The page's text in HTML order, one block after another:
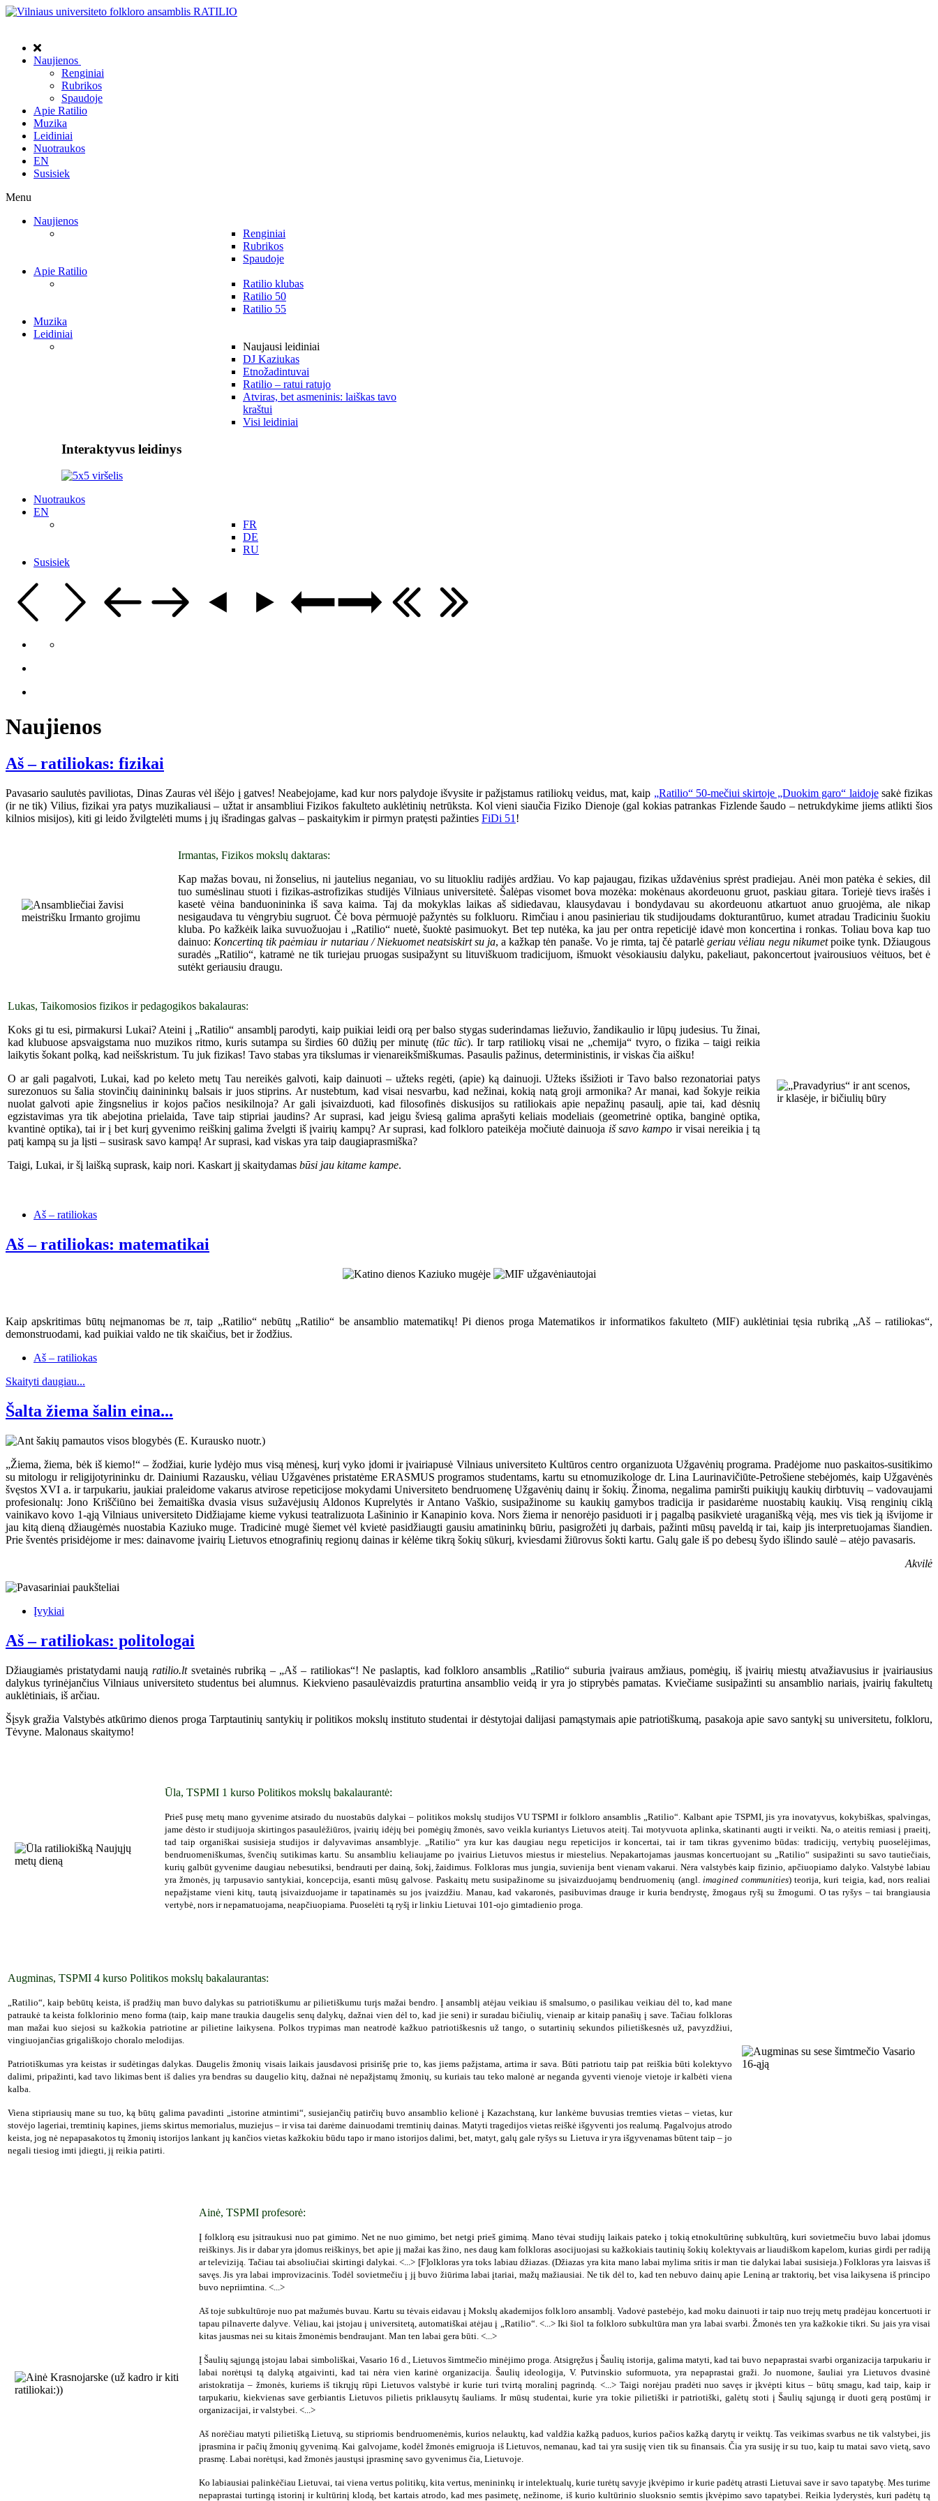
Naujienos
Renginiai
Rubrikos
Spaudoje
Apie Ratilio
Muzika
Leidiniai
Nuotraukos
EN
Susisiek
Menu
Naujienos
Renginiai
Rubrikos
Spaudoje
Apie Ratilio
Ratilio klubas
Ratilio 50
Ratilio 55
Muzika
Leidiniai
Naujausi leidiniai
DJ Kaziukas
Etnožadintuvai
Ratilio – ratui ratujo
Atviras, bet asmeninis: laiškas tavo
kraštui
Visi leidiniai
Interaktyvus leidinys
Nuotraukos
EN
FR
DE
RU
Susisiek
Naujienos
Aš – ratiliokas: fizikai
Pavasario saulutės paviliotas, Dinas Zauras vėl išėjo į gatves! Neabejojame, kad kur nors palydoje išvysite ir pažįstamus ratiliokų veidus, mat, kaip „Ratilio“ 50-mečiui skirtoje „Duokim garo“ laidojesakė fizikas
(ir ne tik) Vilius, fizikai yra patys muzikaliausi – užtat ir ansambliui Fizikos fakulteto auklėtinių netrūksta. Kol vieni siaučia Fiziko Dienoje (gal kokias patrankas Fizlende šaudo – netrukdykime jiems atlikti šios
kilnios misijos), kiti gi leido žvilgtelėti mums į jų išradingas galvas – paskaitykim ir pirmyn pratęsti pažinties FiDi 51 !
Irmantas, Fizikos mokslų daktaras:
Kap mažas bovau, ni žonselius, ni jautelius neganiau, vo su lituokliu radijės ardžiau. Vo kap pajaugau, fizikas uždavėnius sprėst pradiejau. Anėi mon patėka ė sekies, dil
tuo sumėslinau stuoti i fizikas-astrofizikas studijės Vilniaus universitetė. Šalėpas visomet bova mozėka: mokėnaus akordeuonu gruot, paskiau gitara. Toriejė tievs irašės i
kasetė vėina banduonininka iš sava kaima. Taj da mokyklas laikas aš sidiedavau, klausydavau i bondydavau su akordeuonu atkartuot anuo gruojėma, ale nikap
nesigaudava tu vėngrybiu sugruot. Čė bova pėrmuojė pažyntės su folkluoru. Rimčiau i anou pasinieriau tik studijoudams dokturantūruo, kumet atradau Tradiciniu šuokiu
kluba. Po kažkėik laika suvuožuojau i „Ratilio“ nuetė, šuoktė pasimuokyt. Bet tep nutėka, ka jau per ontra repeticijė idavė mon koncertina i ronkas. Toliau bova kap tuo
dainuo: Koncertiną tik paėmiau ir nutariau / Niekuomet neatsiskirt su ja,a kažkap tėn panaše. Vo je rimta, taj čė patarlėgeriau vėliau negu nikumetpoike tynk. Džiaugous
suradės „Ratilio“, katramė ne tik turiejau pruogas susipažynt su lituviškuomtradicijuom, išmuokt vėsokiausiu dalyku, pakeliaut, pakoncertout įvairousiuos vėituos, bet ė
sutėkt geriausiu draugu.
Lukas, Taikomosios fizikos ir pedagogikos bakalauras:
Koks gi tu esi, pirmakursi Lukai? Ateini į „Ratilio“ ansamblį parodyti, kaip puikiai leidi orą per balso stygas suderindamas liežuvio, žandikaulio ir lūpų judesius. Tu žinai,
kad klubuose apsvaigstama nuo muzikos ritmo, kuris sutampa su širdies 60 dūžių per minutę (tūc tūc). Ir tarp ratiliokų visai ne „chemija“ tvyro, o fizika – taigi reikia
laikytis šokant polką, kad neišskristum. Tu juk fizikas! Tavo stabas yra tikslumas ir vienareikšmiškumas. Pasaulis pažinus, deterministinis, ir viskas čia aišku!
O ar gali pagalvoti, Lukai, kad po keleto metų Tau nereikės galvoti, kaip dainuoti – užteks regėti, (apie) ką dainuoji. Užteks išsižioti ir Tavo balso rezonatoriai patys
surezonuos su šalia stovinčių dainininkų balsais ir juos stiprins. Ar nustebtum, kad visai nesvarbu, kad nežinai, kokią natą groji armonika? Ar manai, kad šokyje reikia
nuolat galvoti apie žingsnelius ir kojos pačios nesikilnoja? Ar gali įsivaizduoti, kad filosofinės diskusijos su ratiliokais apie nepažinų pasaulį, apie tai, kad dėsnių
egzistavimas yra tik abejotina prielaida, Tave taip stipriai jaudins? Ar suprasi, kad jeigu šviesą galima aprašyti keliais modeliais (geometrinė optika, banginė optika,
kvantinė optika), tai ir į bet kurį gyvenimo reiškinį galima žvelgti iš įvairių kampų? Ar suprasi, kad folkloro pateikėja močiutė dainuoja iš savo kampoir visai nereikia į tą
patį kampą su ja lįsti – susirask savo kampą! Ar suprasi, kad viskas yra taip daugiaprasmiška?
Taigi, Lukai, ir šį laišką suprask, kaip nori. Kaskart jį skaitydamas būsi jau kitame kampe.
Aš – ratiliokas
Aš – ratiliokas: matematikai
Kaip apskritimas būtų neįmanomas be π, taip „Ratilio“ nebūtų „Ratilio“ be ansamblio matematikų! Pi dienos proga Matematikos ir informatikos fakulteto (MIF) auklėtiniai tęsia rubriką „Aš – ratiliokas“,
demonstruodami, kad puikiai valdo ne tik skaičius, bet ir žodžius.
Aš – ratiliokas
Skaityti daugiau...
Šalta žiema šalin eina...
„Žiema, žiema, bėk iš kiemo!“ – žodžiai, kurie lydėjo mus visą mėnesį, kurį vyko įdomi ir įvairiapusė Vilniaus universiteto Kultūros centro organizuota Užgavėnių programa. Pradėjome nuo paskaitos-susitikimo
su mitologu ir religijotyrininku dr. Dainiumi Razausku, vėliau Užgavėnes pristatėme ERASMUS programos studentams, kartu su etnomuzikologe dr. Lina Laurinavičiūte-Petrošiene stebėjomės, kaip Užgavėnės
švęstos XVI a. ir tarpukariu, jaukiai praleidome vakarus atvirose repeticijose mokydami Universiteto bendruomenę Užgavėnių dainų ir šokių. Žinoma, negalima pamiršti puikiųjų kaukių dirbtuvių – vadovaujami
profesionalų: Jono Kriščiūno bei žemaitiška dvasia visus sužavėjusių Aldonos Kuprelytės ir Antano Vaškio, susipažinome su kaukių gamybos tradicija ir pasidarėme nuostabių kaukių. Visą renginių ciklą
vainikavo kovo 1-ąją Vilniaus universiteto Didžiajame kieme vykusi teatralizuota Lašininio ir Kanapinio kova. Nors žiema ir nenorėjo pasiduoti ir į pagalbą pasikvietė uraganišką vėją, mes vis tiek ją išvijome ir
jau kitą dieną džiaugėmės nuostabia Kaziuko muge. Tradicinė mugė šiemet vėl kvietė pasidžiaugti gausiu amatininkų būriu, pasigrožėti jų darbais, pažinti mūsų paveldą ir tai, kaip jis interpretuojamas šiandien.
Prie šventės prisidėjome ir mes: dainavome įvairių Lietuvos etnografinių regionų dainas ir kėlėme tikrą šokių sūkurį, kviesdami žiūrovus šokti kartu. Galų gale iš po debesų šydo išlindo saulė – atėjo pavasaris.
Akvilė
Įvykiai
Aš – ratiliokas: politologai
Džiaugiamės pristatydami naują ratilio.ltsvetainės rubriką – „Aš – ratiliokas“! Ne paslaptis, kad folkloro ansamblis „Ratilio“ suburia įvairaus amžiaus, pomėgių, iš įvairių miestų atvažiavusius ir įvairiausius
dalykus tyrinėjančius Vilniaus universiteto studentus bei alumnus. Kiekvieno pasaulėvaizdis praturtina ansamblio veidą ir yra jo stiprybės pamatas. Kviečiame susipažinti su ansamblio nariais, įvairių fakultetų
auklėtiniais, iš arčiau.
Šįsyk gražia Valstybės atkūrimo dienos proga Tarptautinių santykių ir politikos mokslų instituto studentai ir dėstytojai dalijasi pamąstymais apie patriotiškumą, pasakoja apie savo santykį su universitetu, folkloru,
Tėvyne. Malonaus skaitymo!
Ūla, TSPMI 1 kurso Politikos mokslų bakalaurantė:
Prieš pusę metų mano gyvenime atsirado du nuostabūs dalykai – politikos mokslų studijos VU TSPMI ir folkloro ansamblis „Ratilio“. Kalbant apie TSPMI, jis yra inovatyvus, kokybiškas, spalvingas,
jame dėsto ir studijuoja skirtingos pasaulėžiūros, įvairių idėjų bei pomėgių žmonės, savo veikla kuriantys Lietuvos ateitį. Tai motyvuota aplinka, skatinanti augti ir veikti. Na, o ateitis remiasi į praeitį,
tad taip organiškai susisieja studijos ir dalyvavimas ansamblyje. „Ratilio“ yra kur kas daugiau negu repeticijos ir koncertai, tai ir tam tikras gyvenimo būdas: tradicijų, vertybių puoselėjimas,
bendruomeniškumas, švenčių sutikimas kartu. Su ansambliu keliaujame po įvairius Lietuvos miestus ir miestelius. Nepakartojamas jausmas koncertuojant su „Ratilio“ susipažinti su savo tautiečiais,
kurių galbūt gyvenime daugiau nebesutiksi, bendrauti per dainą, šokį, žaidimus. Folkloras mus jungia, suvienija bent vienam vakarui. Nėra valstybės kaip fizinio, apčiuopiamo dalyko. Valstybė labiau
yra žmonės, jų tarpusavio santykiai, koncepcija, esanti mūsų galvose. Paskaitų metu susipažinome su įsivaizduojamų bendruomenių (angl. imagined communities) teorija, kuri teigia, kad, nors realiai
nepažįstame vieni kitų, tautą įsivaizduojame ir tapatinamės su jos įvaizdžiu. Manau, kad vakaronės, pasibuvimas drauge ir kuria bendrystę, žmogaus ryšį su žmogumi. O tas ryšys – tai brangiausia
vertybė, nors ir nepamatuojama, neapčiuopiama. Puoselėti tą ryšį ir linkiu Lietuvai 101-ojo gimtadienio proga.
Augminas, TSPMI 4 kurso Politikos mokslų bakalaurantas:
„Ratilio“, kaip bebūtų keista, iš pradžių man buvo dalykas su patriotiškumu ar pilietiškumu turįs mažai bendro. Į ansamblį atėjau veikiau iš smalsumo, o pasilikau veikiau dėl to, kad mane
patraukė ta keista folklorinio meno forma (taip, kaip mane traukia daugelis senų dalykų, dažnai vien dėl to, kad jie seni) ir suradau bičiulių, vienaip ar kitaip panašių į save. Tačiau folkloras
man mažai kuo siejosi su kažkokia patriotine ar pilietine laikysena. Polkos trypimas man neatrodė kažkuo patriotiškesnis už tango, o sutartinių sekundos pilietiškesnės už, pavyzdžiui,
vingiuojančias grigališkojo choralo melodijas.
Patriotiškumas yra keistas ir sudėtingas dalykas. Daugelis žmonių visais laikais jausdavosi prisirišę prie to, kas jiems pažįstama, artima ir sava. Būti patriotu taip pat reiškia būti kolektyvo
dalimi, pripažinti, kad tavo likimas bent iš dalies yra bendras su daugelio kitų, dažnai nė nepažįstamų žmonių, su kuriais tau teko malonė ar neganda gyventi vienoje vietoje ir kalbėti viena
kalba.
Viena stipriausių mane su tuo, ką būtų galima pavadinti „istorine atmintimi“, susiejančių patirčių buvo ansamblio kelionė į Kazachstaną, kur lankėme buvusias tremties vietas – vietas, kur
stovėjo lageriai, tremtinių kapines, jiems skirtus memorialus, muziejus – ir visa tai darėme dainuodami tremtinių dainas. Matyti tragedijos vietas reiškė išgyventi jos realumą. Pagalvojus atrodo
keista, jog nė nepapasakotos tų žmonių istorijos lankant jų kančios vietas kažkokiu būdu tapo ir mano istorijos dalimi, bet, matyt, galų gale ryšys su Lietuva ir yra išgyvenamas būtent taip – jo
negali tiesiog imti įdiegti, jį reikia patirti.
Ainė, TSPMI profesorė:
Į folklorą esu įsitraukusi nuo pat gimimo. Net ne nuo gimimo, bet netgi prieš gimimą. Mano tėvai studijų laikais pateko į tokią etnokultūrinę subkultūrą, kuri sovietmečiu buvo labai įdomus
reiškinys. Jis ir dabar yra įdomus reiškinys, bet apie jį mažai kas žino, nes daug kam folkloras asocijuojasi su kažkokiais tautinių šokių kolektyvais ar liaudiškom kapelom, kurias girdi per radiją
ar televiziją. Tačiau tai absoliučiai skirtingi dalykai. <...> [F]olkloras yra toks labiau džiazas. (Džiazas yra kita mano labai mylima sritis ir man tie dalykai labai susisieja.) Folkloras yra laisvas iš
savęs. Jis yra labai improvizacinis. Todėl sovietmečiu į jį buvo žiūrima labai įtariai, mažų mažiausiai. Ne tik dėl to, kad ten nebuvo dainų apie Leniną ar traktorių, bet visa laikysena iš principo
buvo nepriimtina. <...>
Aš toje subkultūroje nuo pat mažumės buvau. Kartu su tėvais eidavau į Mokslų akademijos folkloro ansamblį. Vadovė pastebėjo, kad moku dainuoti ir taip nuo trejų metų pradėjau koncertuoti ir
tapau pilnaverte dalyve. Vėliau, kai įstojau į universitetą, automatiškai atėjau į „Ratilio“. <...> Iki šiol ta folkloro subkultūra man yra labai svarbi. Žmonės ten yra kažkokie tikri. Su jais yra visai
kitas jausmas nei su kitais žmonėmis bendraujant. Man ten labai gera būti. <...>
Į Šaulių sąjungą įstojau labai simboliškai, Vasario 16 d., Lietuvos šimtmečio minėjimo proga. Atsigręžus į Šaulių istorija, galima matyti, kad tai buvo nepaprastai svarbi organizacija tarpukariu ir
labai norėtųsi tą dalyką atgaivinti, kad tai nėra vien karinė organizacija. Šaulių ideologija, V. Putvinskio suformuota, yra nepaprastai graži. Jo nuomone, šauliai yra Lietuvos dvasinė
aristokratija – žmonės, kuriems iš tikrųjų rūpi Lietuvos valstybė ir kurie turi tvirtą moralinį pagrindą. <...> Taigi norėjau pradėti nuo savęs ir įkvėpti kitus – būtų smagu, kad taip, kaip ir
tarpukariu, kiekvienas save gerbiantis Lietuvos pilietis priklausytų šauliams. Ir mūsų studentai, kurie yra tokie pilietiški ir patriotiški, galėtų stoti į Šaulių sąjungą ir duoti gerą postūmį ir
organizacijai, ir valstybei. <...>
Aš norėčiau matyti pilietišką Lietuvą, su stipriomis bendruomenėmis, kurios nelauktų, kad valdžia kažką paduos, kurios pačios kažką darytų ir veiktų. Tas veikimas svarbus ne tik valstybei, jis
įprasmina ir pačių žmonių gyvenimą. Kai galvojame, kodėl žmonės emigruoja iš Lietuvos, nemanau, kad tai yra susiję vien tik su finansais. Čia yra susiję ir su tuo, kaip tu matai savo vietą, savo
prasmę. Labai norėtųsi, kad žmonės jaustųsi įprasminę savo gyvenimus čia, Lietuvoje.
Ko labiausiai palinkėčiau Lietuvai, tai viena vertus politikų, kita vertus, menininkų ir intelektualų, kurie turėtų savyje įkvėpimo ir kurie padėtų atrasti Lietuvai save ir savo tapatybę. Mes turime
nepaprastai turtingą istorinį ir kultūrinį klodą, bet kartais atrodo, kad mes pasimetę, nežinome, iš kurio kultūrinio sluoksnio semtis įkvėpimo savo tapatybei. Reikia lyderystės, kuri padėtų tą